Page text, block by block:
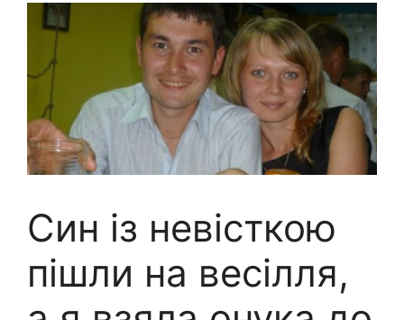
Син із невісткою
пішли на весілля,